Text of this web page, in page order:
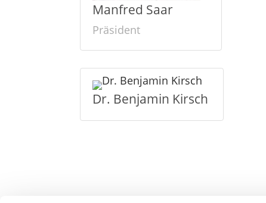
Manfred Saar
Präsident
Dr. Benjamin Kirsch